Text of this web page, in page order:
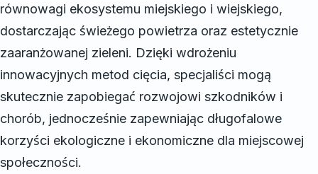
równowagi ekosystemu miejskiego i wiejskiego,
dostarczając świeżego powietrza oraz estetycznie
zaaranżowanej zieleni. Dzięki wdrożeniu
innowacyjnych metod cięcia, specjaliści mogą
skutecznie zapobiegać rozwojowi szkodników i
chorób, jednocześnie zapewniając długofalowe
korzyści ekologiczne i ekonomiczne dla miejscowej
społeczności.